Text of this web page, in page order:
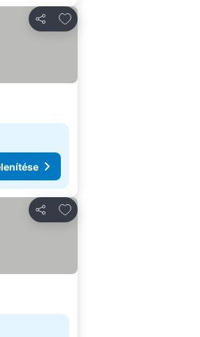
Megosztás
Hozzáadás a kedvencekhez
Megosztás
Hozzáadás a kedvencekhez